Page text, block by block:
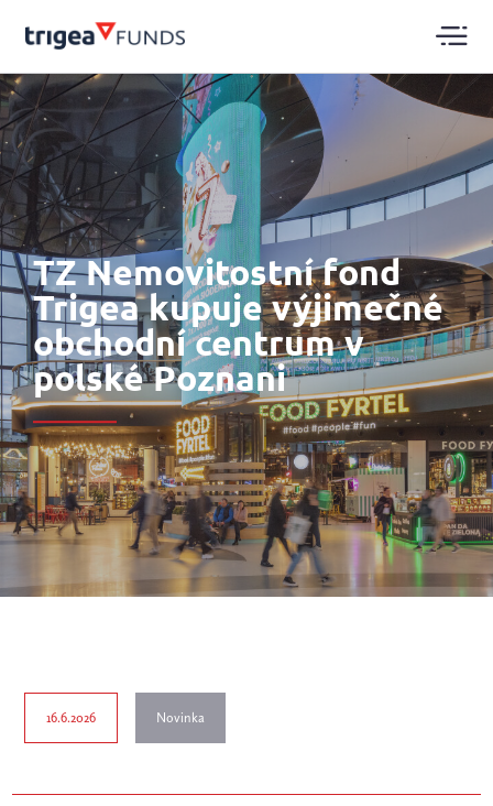
TZ Nemovitostní fond
Trigea kupuje výjimečné
obchodní centrum v
polské Poznani
16.6.2026 Novinka